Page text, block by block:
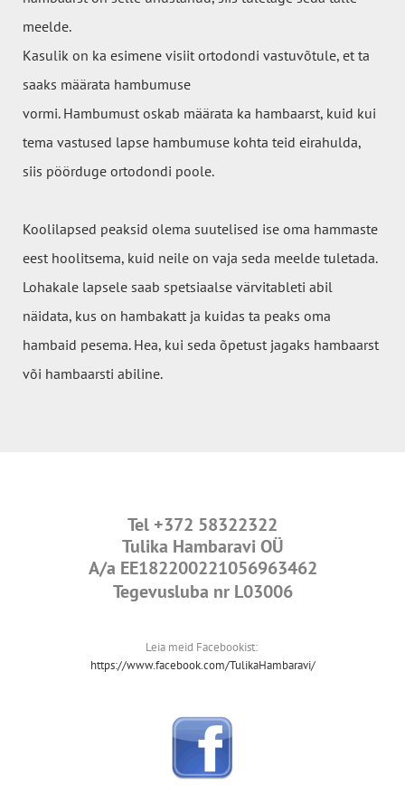
meelde.
Kasulik on ka esimene visiit ortodondi vastuvõtule, et ta
saaks määrata hambumuse
vormi. Hambumust oskab määrata ka hambaarst, kuid kui
tema vastused lapse hambumuse kohta teid eirahulda,
siis pöörduge ortodondi poole.
Koolilapsed peaksid olema suutelised ise oma hammaste
eest hoolitsema, kuid neile on vaja seda meelde tuletada.
Lohakale lapsele saab spetsiaalse värvitableti abil
näidata, kus on hambakatt ja kuidas ta peaks oma
hambaid pesema. Hea, kui seda õpetust jagaks hambaarst
või hambaarsti abiline.
Tel +372 58322322
Tulika Hambaravi OÜ
A/a EE182200221056963462
Tegevusluba nr L03006
Leia meid Facebookist:
https://www.facebook.com/TulikaHambaravi/